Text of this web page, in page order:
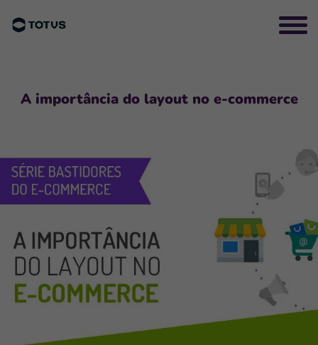
A importância do layout no e-­commerce